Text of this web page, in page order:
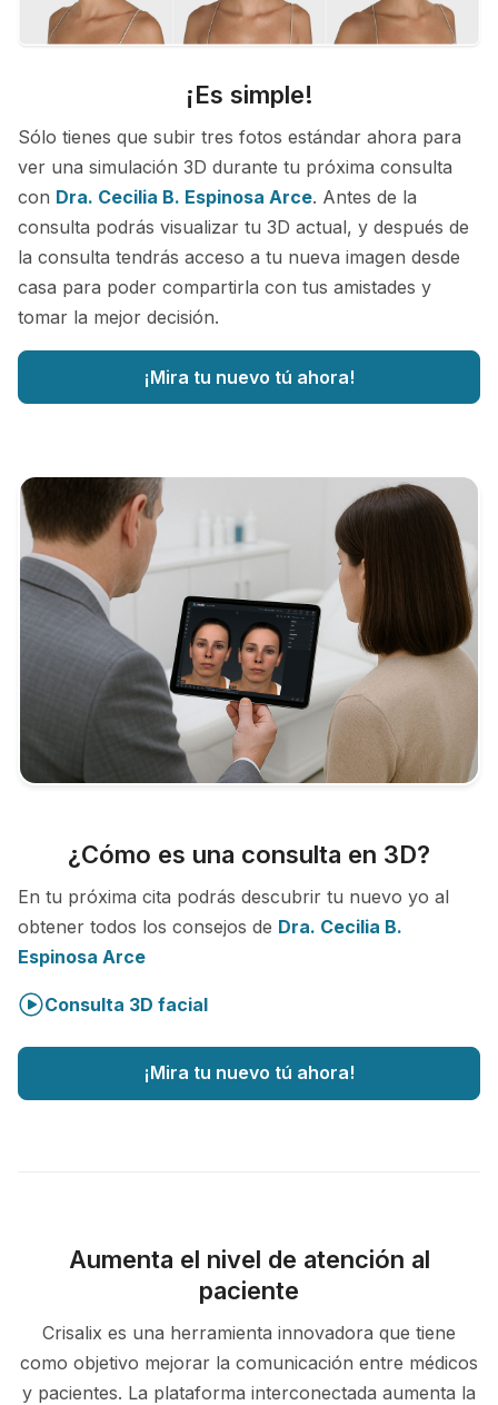
¡Es simple!
Sólo tienes que subir tres fotos estándar ahora para
ver una simulación 3D durante tu próxima consulta
con Dra. Cecilia B. Espinosa Arce. Antes de la
consulta podrás visualizar tu 3D actual, y después de
la consulta tendrás acceso a tu nueva imagen desde
casa para poder compartirla con tus amistades y
tomar la mejor decisión.
¡Mira tu nuevo tú ahora!
¿Cómo es una consulta en 3D?
En tu próxima cita podrás descubrir tu nuevo yo al
obtener todos los consejos de Dra. Cecilia B.
Espinosa Arce
Consulta 3D facial
¡Mira tu nuevo tú ahora!
Aumenta el nivel de atención al
paciente
Crisalix es una herramienta innovadora que tiene
como objetivo mejorar la comunicación entre médicos
y pacientes. La plataforma interconectada aumenta la